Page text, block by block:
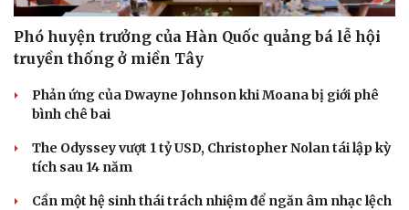
Di sản
Phó huyện trưởng của Hàn Quốc quảng bá lễ hội
truyền thống ở miền Tây
Phản ứng của Dwayne Johnson khi Moana bị giới phê
bình chê bai
The Odyssey vượt 1 tỷ USD, Christopher Nolan tái lập kỳ
tích sau 14 năm
Cần một hệ sinh thái trách nhiệm để ngăn âm nhạc lệch